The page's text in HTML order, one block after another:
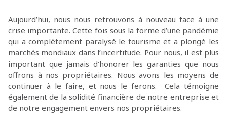
Aujourd’hui, nous nous retrouvons à nouveau face à une
crise importante. Cette fois sous la forme d’une pandémie
qui a complètement paralysé le tourisme et a plongé les
marchés mondiaux dans l’incertitude. Pour nous, il est plus
important que jamais d’honorer les garanties que nous
offrons à nos propriétaires. Nous avons les moyens de
continuer à le faire, et nous le ferons. Cela témoigne
également de la solidité financière de notre entreprise et
de notre engagement envers nos propriétaires.